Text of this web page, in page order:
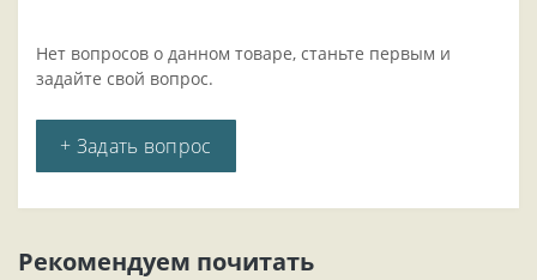
Нет вопросов о данном товаре, станьте первым и
задайте свой вопрос.
+ Задать вопрос
Рекомендуем почитать